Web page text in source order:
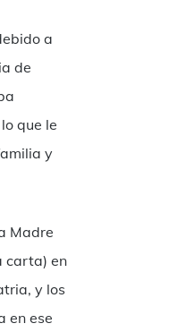
a
de
que le
y
Madre
carta) en
y los
en ese